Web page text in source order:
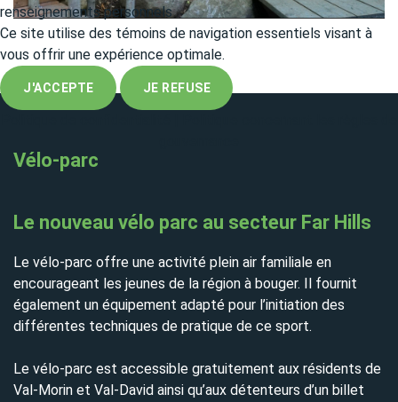
Vélo-parc
Le nouveau vélo parc au secteur Far Hills
Le vélo-parc offre une activité plein air familiale en
encourageant les jeunes de la région à bouger. Il fournit
également un équipement adapté pour l’initiation des
différentes techniques de pratique de ce sport.
Le vélo-parc est accessible gratuitement aux résidents de
Val-Morin et Val-David ainsi qu’aux détenteurs d’un billet
renseignements personnels
Ce site utilise des témoins de navigation essentiels visant à
vous offrir une expérience optimale.
J'ACCEPTE JE REFUSE